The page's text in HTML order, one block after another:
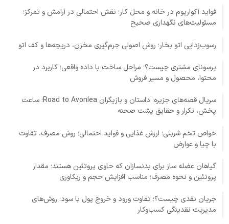
فواید آکواریوم در خانه و محل کار؛ نقش احتمالی در آرامش و تمرکز؛
مسئولیت‌های نگهداری صحیح
رسوب‌زدایی اتو بخار؛ روش اصولی جرم‌گیری مخزن، دریچه‌ها و کف اتو
پرسونای مشتری چیست؟؛ مراحل ساخت با داده واقعی؛ کاربرد در
محتوا، محصول و مسیر فروش
سریال قصه‌های جزیره؛ داستان و بازیگران Road to Avonlea؛ ساعت
پخش، تکرار و حقایق پشت صحنه
خواص تخم شربتی؛ ارزش غذایی و فواید احتمالی؛ روش مصرف، تفاوت
با چیا و عوارض
گیاهان عضله ساز برای بدنسازان که حاوی پروتئین هستند؛ مقدار
پروتئین و نحوه مصرف؛ مناسب افزایش حجم و ریکاوری
جریان نقدی چیست؟؛ تفاوت ورود و خروج پول با سود؛ روش‌های
مدیریت نقدینگی کسب‌وکار